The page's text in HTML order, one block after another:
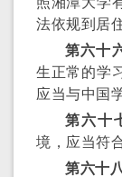
法依规到居
第六十
生正常的学
应当与中国
第六十
境，应当符
第六十